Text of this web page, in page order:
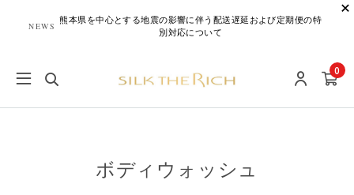
NEWS
熊本県を中心とする地震の影響に伴う配送遅延および定期便の特
別対応について
0
ボディウォッシュ